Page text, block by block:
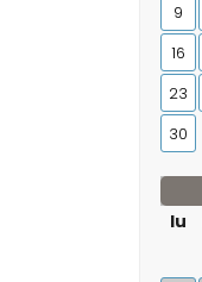
9
16
23
30
lu